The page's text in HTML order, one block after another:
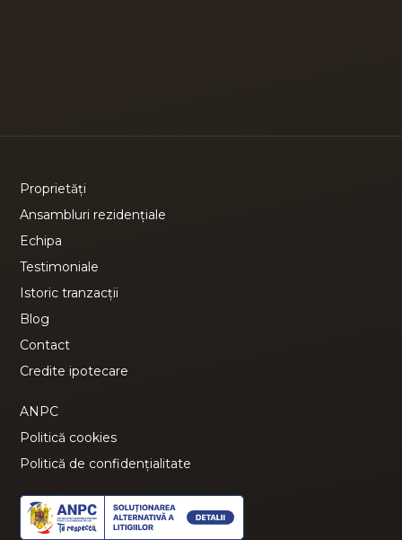
Proprietăți
Ansambluri rezidențiale
Echipa
Testimoniale
Istoric tranzacții
Blog
Contact
Credite ipotecare
ANPC
Politică cookies
Politică de confidențialitate